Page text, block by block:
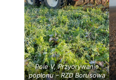
Pole V, Przyorywanie
poplonu – RZD Borusowa